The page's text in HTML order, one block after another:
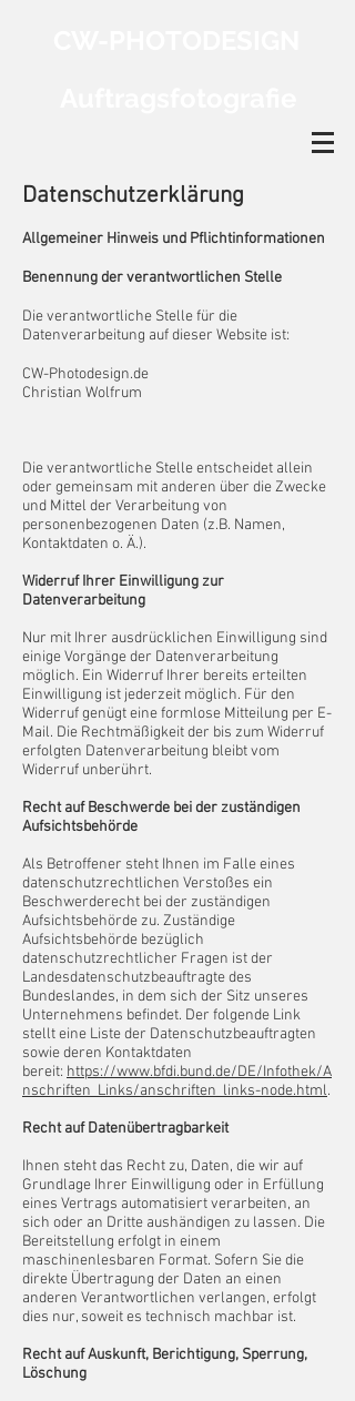
Datenschutzerklärung
Allgemeiner Hinweis und Pflichtinformationen
Benennung der verantwortlichen Stelle
Die verantwortliche Stelle für die
Datenverarbeitung auf dieser Website ist:
CW-Photodesign.de
Christian Wolfrum
Die verantwortliche Stelle entscheidet allein
oder gemeinsam mit anderen über die Zwecke
und Mittel der Verarbeitung von
personenbezogenen Daten (z.B. Namen,
Kontaktdaten o. Ä.).
Widerruf Ihrer Einwilligung zur
Datenverarbeitung
Nur mit Ihrer ausdrücklichen Einwilligung sind
einige Vorgänge der Datenverarbeitung
möglich. Ein Widerruf Ihrer bereits erteilten
Einwilligung ist jederzeit möglich. Für den
Widerruf genügt eine formlose Mitteilung per E-
Mail. Die Rechtmäßigkeit der bis zum Widerruf
erfolgten Datenverarbeitung bleibt vom
Widerruf unberührt.
Recht auf Beschwerde bei der zuständigen
Aufsichtsbehörde
Als Betroffener steht Ihnen im Falle eines
datenschutzrechtlichen Verstoßes ein
Beschwerderecht bei der zuständigen
Aufsichtsbehörde zu. Zuständige
Aufsichtsbehörde bezüglich
datenschutzrechtlicher Fragen ist der
Landesdatenschutzbeauftragte des
Bundeslandes, in dem sich der Sitz unseres
Unternehmens befindet. Der folgende Link
stellt eine Liste der Datenschutzbeauftragten
sowie deren Kontaktdaten
bereit: https://www.bfdi.bund.de/DE/Infothek/A
nschriften_Links/anschriften_links-node.html.
Recht auf Datenübertragbarkeit
Ihnen steht das Recht zu, Daten, die wir auf
Grundlage Ihrer Einwilligung oder in Erfüllung
eines Vertrags automatisiert verarbeiten, an
sich oder an Dritte aushändigen zu lassen. Die
Bereitstellung erfolgt in einem
maschinenlesbaren Format. Sofern Sie die
direkte Übertragung der Daten an einen
anderen Verantwortlichen verlangen, erfolgt
dies nur, soweit es technisch machbar ist.
Recht auf Auskunft, Berichtigung, Sperrung,
Löschung